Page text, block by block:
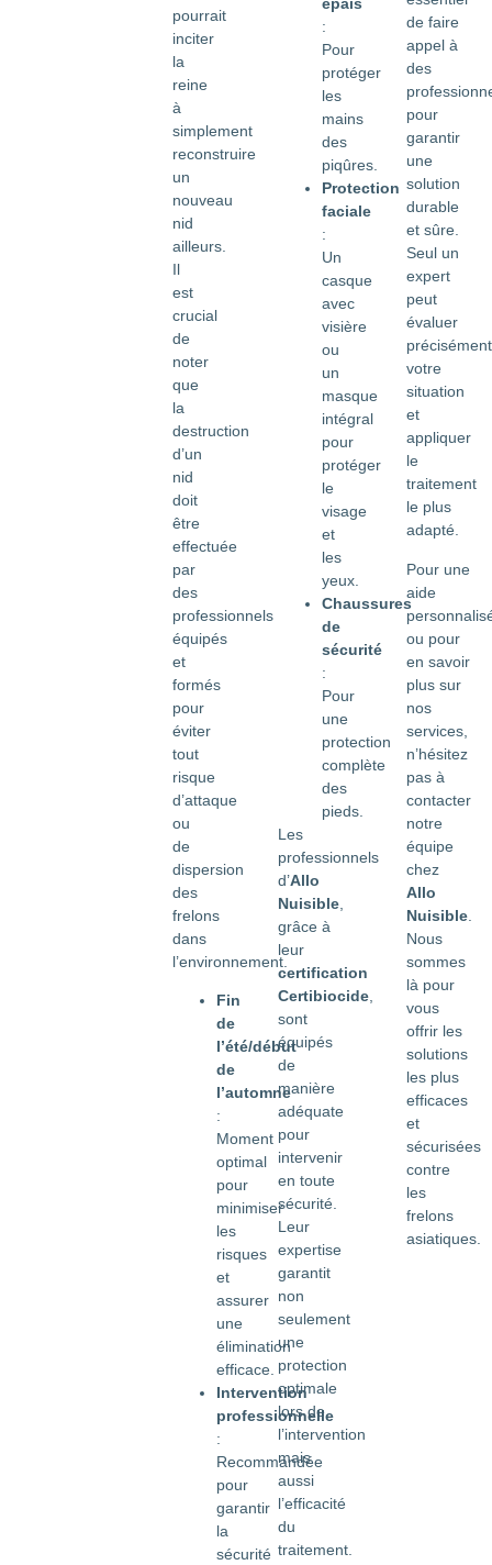
pourrait
inciter
la
reine
à
simplement
reconstruire
un
nouveau
nid
ailleurs.
Il
est
crucial
de
noter
que
la
destruction
d’un
nid
doit
être
effectuée
par
des
professionnels
équipés
et
formés
pour
éviter
tout
risque
d’attaque
ou
de
dispersion
des
frelons
dans
l’environnement.
Fin
de
l’été/début
de
l’automne
:
Moment
optimal
pour
minimiser
les
risques
et
assurer
une
élimination
efficace.
Intervention
professionnelle
:
Recommandée
pour
garantir
la
sécurité
:
Pour
protéger
les
mains
des
piqûres.
Protection
faciale
:
Un
casque
avec
visière
ou
un
masque
intégral
pour
protéger
le
visage
et
les
yeux.
Chaussures
de
sécurité
:
Pour
une
protection
complète
des
pieds.
Les
professionnels
d’Allo
Nuisible
grâce à
leur
certification
Certibiocide
sont
équipés
de
manière
adéquate
pour
intervenir
en toute
sécurité.
Leur
expertise
garantit
non
seulement
une
protection
optimale
lors de
l’intervention
mais
aussi
l’efficacité
du
traitement.
de faire
appel à
des
pour
garantir
une
solution
durable
et sûre.
Seul un
expert
peut
évaluer
précisément
votre
situation
et
appliquer
le
traitement
le plus
adapté.
Pour une
aide
ou pour
en savoir
plus sur
nos
services,
n’hésitez
pas à
contacter
notre
équipe
chez
Allo
Nuisible.
Nous
sommes
là pour
vous
offrir les
solutions
les plus
efficaces
et
sécurisées
contre
les
frelons
asiatiques.